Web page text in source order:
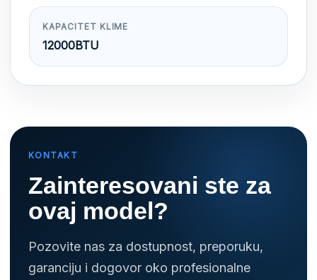
KAPACITET KLIME
12000BTU
KONTAKT
Zainteresovani ste za
ovaj model?
Pozovite nas za dostupnost, preporuku,
garanciju i dogovor oko profesionalne